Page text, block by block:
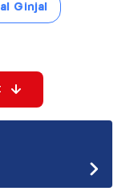
Ginjal